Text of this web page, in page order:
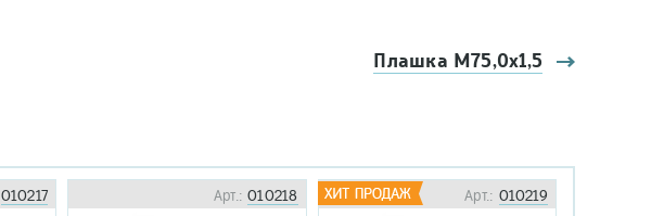
Плашка М75,0х1,5
010217 Арт.:010218 Арт.: 010219